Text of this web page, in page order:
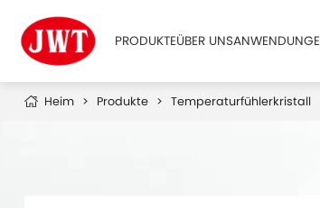
PRODUKTEÜBER UNS
Heim Produkte Temperaturfühlerkristall